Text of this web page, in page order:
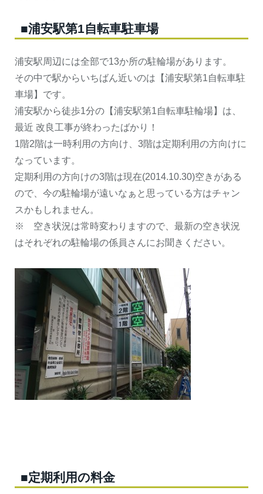
■浦安駅第1自転車駐車場
浦安駅周辺には全部で13か所の駐輪場があります。
その中で駅からいちばん近いのは【浦安駅第1自転車駐
車場】です。
浦安駅から徒歩1分の【浦安駅第1自転車駐輪場】は、
最近 改良工事が終わったばかり！
1階2階は一時利用の方向け、3階は定期利用の方向けに
なっています。
定期利用の方向けの3階は現在(2014.10.30)空きがある
ので、今の駐輪場が遠いなぁと思っている方はチャン
スかもしれません。
※ 空き状況は常時変わりますので、最新の空き状況
はそれぞれの駐輪場の係員さんにお聞きください。
■定期利用の料金